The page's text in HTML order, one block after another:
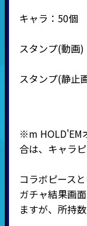
キャラ：50個
スタンプ(動画
スタンプ(静止
※m HOLD'EM
合は、キャラ
コラボピース
ガチャ結果画
ますが、所持